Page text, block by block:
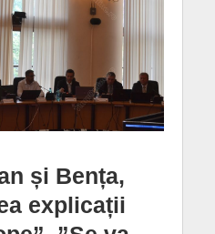
și Bența,
explicații